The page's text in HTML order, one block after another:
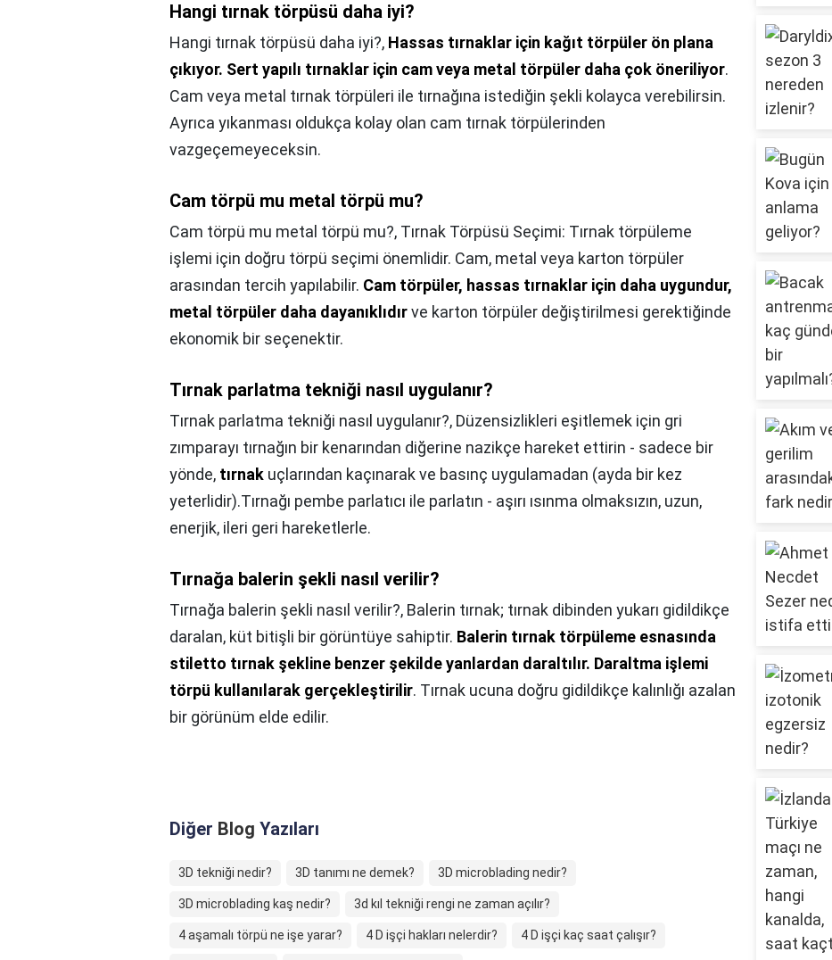
Hangi tırnak törpüsü daha iyi?
Hangi tırnak törpüsü daha iyi?, Hassas tırnaklar için kağıt törpüler ön plana
çıkıyor. Sert yapılı tırnaklar için cam veya metal törpüler daha çok öneriliyor.
Cam veya metal tırnak törpüleri ile tırnağına istediğin şekli kolayca verebilirsin.
Ayrıca yıkanması oldukça kolay olan cam tırnak törpülerinden
vazgeçemeyeceksin.
Cam törpü mu metal törpü mu?
Cam törpü mu metal törpü mu?, Tırnak Törpüsü Seçimi: Tırnak törpüleme
işlemi için doğru törpü seçimi önemlidir. Cam, metal veya karton törpüler
arasından tercih yapılabilir. Cam törpüler, hassas tırnaklar için daha uygundur,
metal törpüler daha dayanıklıdırve karton törpüler değiştirilmesi gerektiğinde
ekonomik bir seçenektir.
Tırnak parlatma tekniği nasıl uygulanır?
Tırnak parlatma tekniği nasıl uygulanır?, Düzensizlikleri eşitlemek için gri
zımparayı tırnağın bir kenarından diğerine nazikçe hareket ettirin - sadece bir
yönde, tırnak uçlarından kaçınarak ve basınç uygulamadan (ayda bir kez
yeterlidir).Tırnağı pembe parlatıcı ile parlatın - aşırı ısınma olmaksızın, uzun,
enerjik, ileri geri hareketlerle.
Tırnağa balerin şekli nasıl verilir?
Tırnağa balerin şekli nasıl verilir?, Balerin tırnak; tırnak dibinden yukarı gidildikçe
daralan, küt bitişli bir görüntüye sahiptir. Balerin tırnak törpüleme esnasında
stiletto tırnak şekline benzer şekilde yanlardan daraltılır. Daraltma işlemi
törpü kullanılarak gerçekleştirilir. Tırnak ucuna doğru gidildikçe kalınlığı azalan
bir görünüm elde edilir.
Diğer Blog Yazıları
3D tekniği nedir? 3D tanımı ne demek? 3D microblading nedir?
3D microblading kaş nedir? 3d kıl tekniği rengi ne zaman açılır?
4 aşamalı törpü ne işe yarar? 4 D işçi hakları nelerdir? 4 D işçi kaç saat çalışır?